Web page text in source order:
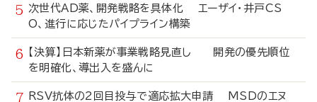
次世代AD薬、開発戦略を具体化 エーザイ・井戸CS
O、進行に応じたパイプライン構築
【決算】日本新薬が事業戦略見直し 開発の優先順位
を明確化、導出入を盛んに
RSV抗体の2回目投与で適応拡大申請 MSDのエヌ